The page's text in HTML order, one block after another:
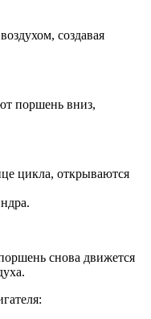
создавая
поршень вниз,
цикла, открываются
снова движется